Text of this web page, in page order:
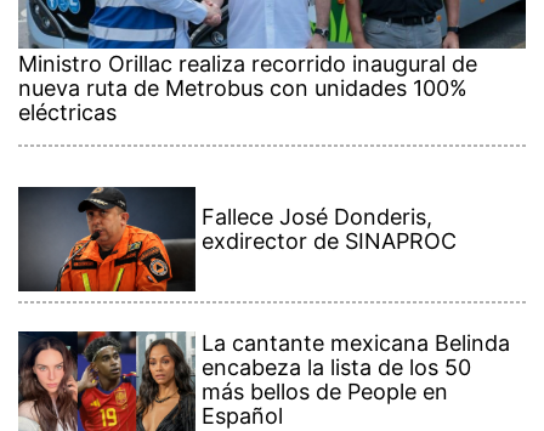
Ministro Orillac realiza recorrido inaugural de
nueva ruta de Metrobus con unidades 100%
eléctricas
Fallece José Donderis,
exdirector de SINAPROC
La cantante mexicana Belinda
encabeza la lista de los 50
más bellos de People en
Español